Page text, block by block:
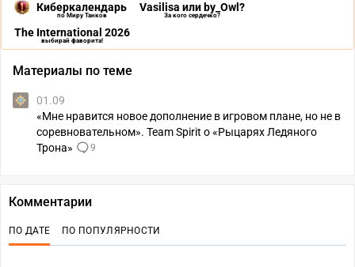
Киберкалендарь
по Миру Танков
Vasilisa или by_Owl?
За кого сердечко?
The International 2026
выбирай фаворита!
Материалы по теме
01.09
«Мне нравится новое дополнение в игровом плане, но не в
соревновательном». Team Spirit о «Рыцарях Ледяного
Трона»
9
Комментарии
ПО ДАТЕ ПО ПОПУЛЯРНОСТИ